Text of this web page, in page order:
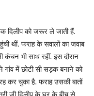
दिलीप को जरूर ले जाती हैं.
थीं. फराह के सवालों का जवाब
भी साथ रहीं. इस दौरान
में छोटी सी सड़क बनाने को
कर चुका है. फराह उसकी बातों